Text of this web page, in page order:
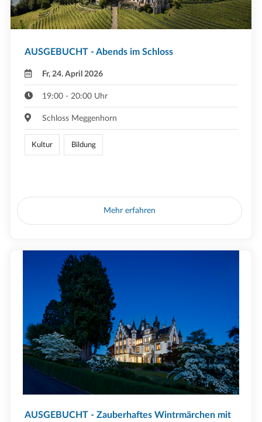
AUSGEBUCHT - Abends im Schloss
Fr, 24. April 2026
19:00 - 20:00 Uhr
Schloss Meggenhorn
Kultur Bildung
Mehr erfahren
AUSGEBUCHT - Zauberhaftes Wintrmärchen mit